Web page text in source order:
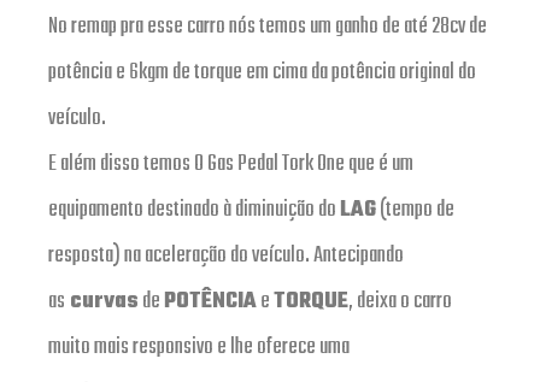
No remap pra esse carro nós temos um ganho de até 28cv de
potência e 6kgm de torque em cima da potência original do
veículo.
E além disso temos O Gas Pedal Tork One que é um
equipamento destinado à diminuição doLAG(tempo de
resposta) na aceleração do veículo. Antecipando
as curvasdePOTÊNCIAeTORQUE, deixa o carro
muito mais responsivo e lhe oferece uma